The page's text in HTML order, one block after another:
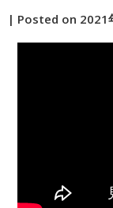
by
原
| Posted on 2021